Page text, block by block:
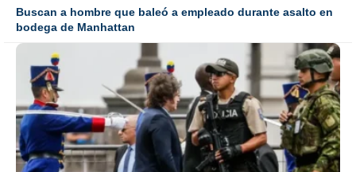
Buscan a hombre que baleó a empleado durante asalto en
bodega de Manhattan